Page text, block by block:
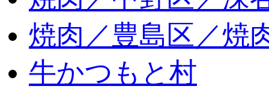
焼肉／豊島区／焼
牛かつもと村